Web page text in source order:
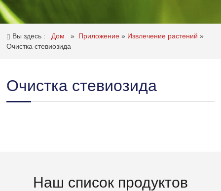
КОНТАКТ
Вы здесь : Дом » Приложение» Извлечение растений»
Очистка стевиозида
Очистка стевиозида
Наш список продуктов